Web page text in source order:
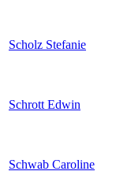
Scholz Stefanie
Schrott Edwin
Schwab Caroline